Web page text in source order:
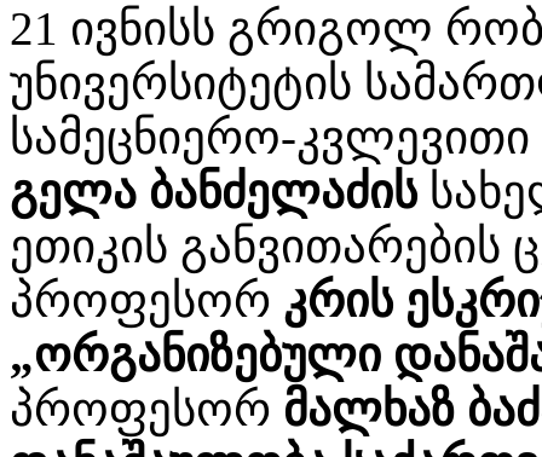
21 ივნისს გრიგოლ
უნივერსიტეტის
სამეცნიერო-
გელა ბანძელაძის
ეთიკის განვითარების
პროფესორ კრის
„ორგანიზებული
პროფესორ მალხაზ